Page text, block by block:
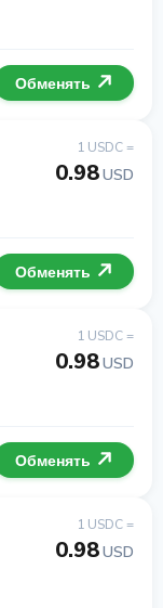
Обменять
1 USDC =
0.98USD
Обменять
1 USDC =
0.98USD
Обменять
1 USDC =
0.98USD